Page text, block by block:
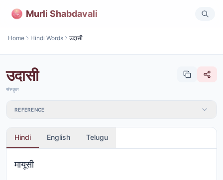
Murli Shabdavali
Home Hindi Words उदासी
उदासी
संस्कृत
REFERENCE
Hindi English Telugu
मायूसी